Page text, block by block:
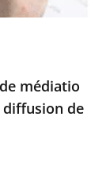
médiatio
de